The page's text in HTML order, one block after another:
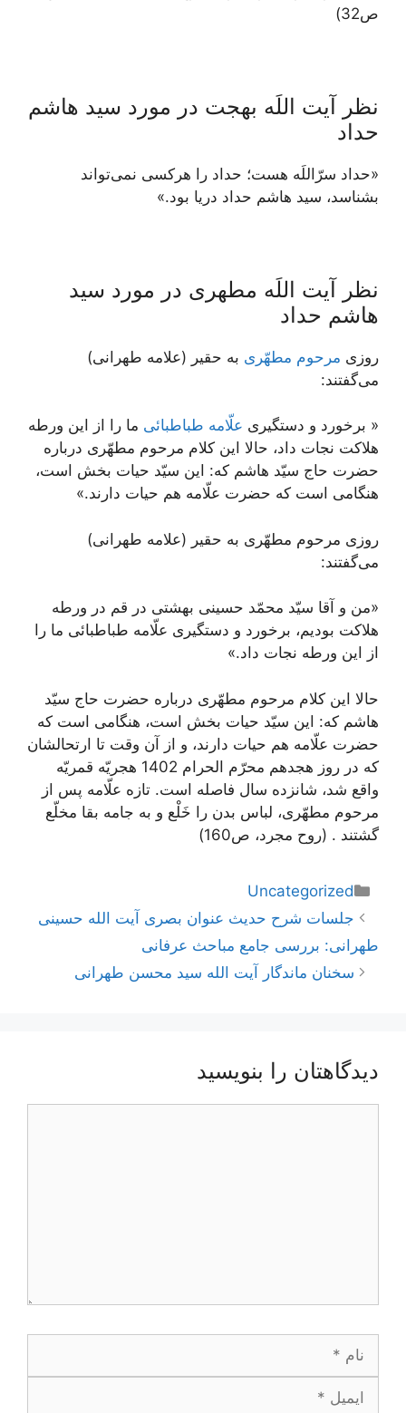
ص32)
نظر آیت اللَه بهجت در مورد سید هاشم
حداد
«حداد سرّاللَه هست؛ حداد را هرکسی نمی‌تواند
بشناسد، سید هاشم حداد دریا بود.»
نظر آیت اللَه مطهری در مورد سید
هاشم حداد
روزى مرحوم مطهّرى به حقير (علامه طهرانی)
مى‌گفتند:
« برخورد و دستگيرى علّامه طباطبائى ما را از اين ورطه
هلاكت نجات داد، حالا اين كلام مرحوم مطهّرى درباره
حضرت حاج سيّد هاشم كه: اين سيّد حيات بخش است،
هنگامى است كه حضرت علّامه هم حيات دارند.»
روزى مرحوم مطهّرى به حقير (علامه طهرانی)
می‌‏گفتند:
«من و آقا سيّد محمّد حسينى بهشتى در قم در ورطه
هلاكت بوديم، برخورد و دستگيرى علّامه طباطبائى ما را
از اين ورطه نجات داد.»
حالا اين كلام مرحوم مطهّرى درباره حضرت حاج سيّد
هاشم كه: اين سيّد حيات بخش است، هنگامى است كه
حضرت علّامه هم حيات دارند، و از آن وقت تا ارتحالشان
كه در روز هجدهم محرّم الحرام 1402 هجريّه قمريّه
واقع شد، شانزده سال فاصله است. تازه علّامه پس از
مرحوم مطهّرى، لباس بدن را خَلْع و به جامه بقا مخلّع
گشتند . (روح مجرد، ص160)
دسته‌ها
Uncategorized
ناوبری
نوشته‌ها
جلسات شرح حدیث عنوان بصری آیت الله حسینی
طهرانی: بررسی جامع مباحث عرفانی
سخنان ماندگار آیت الله سید محسن طهرانی
دیدگاهتان را بنویسید
ایمیل